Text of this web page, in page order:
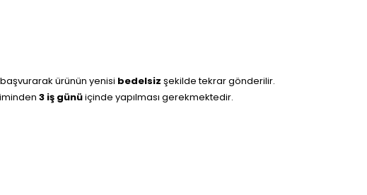
ürünün yenisi bedelsiz şekilde tekrar gönderilir.
3 iş günüiçinde yapılması gerekmektedir.